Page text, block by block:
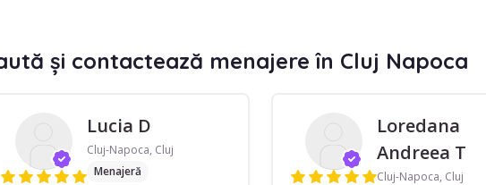
și contactează menajere în Cluj Napoca
Lucia D
Cluj-Napoca, Cluj
Menajeră
Loredana
Andreea T
Cluj-Napoca, Cluj